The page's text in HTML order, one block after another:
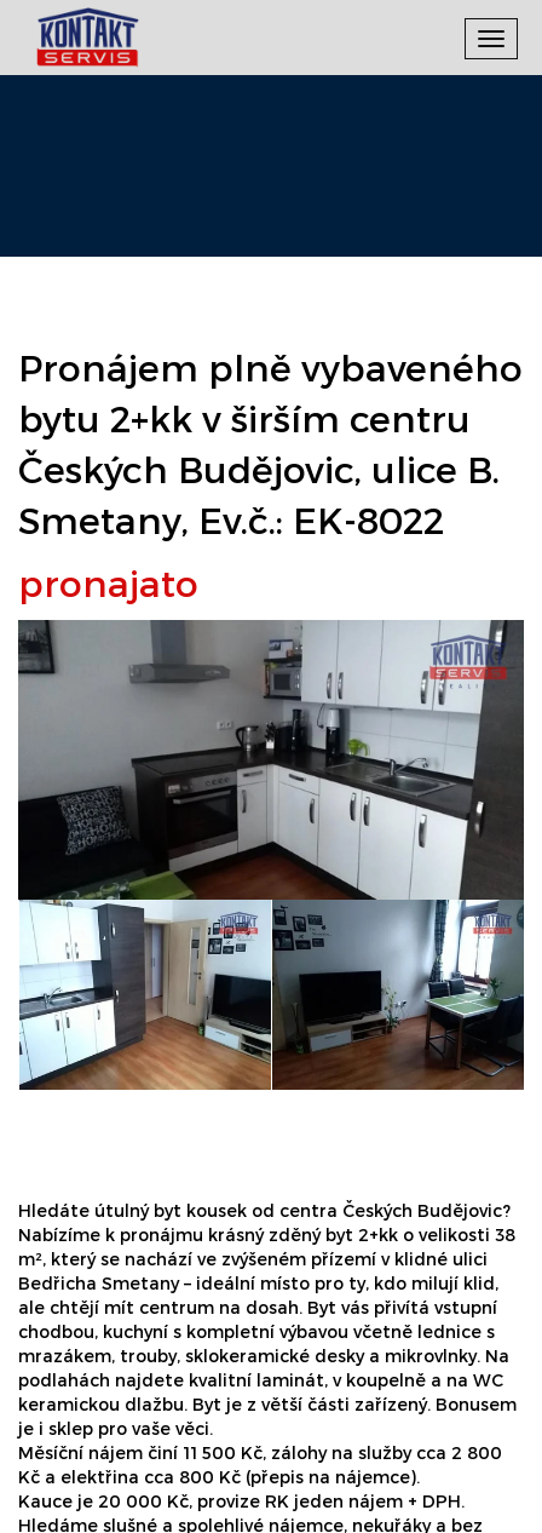
Pronájem plně vybaveného
bytu 2+kk v širším centru
Českých Budějovic, ulice B.
Smetany, Ev.č.: EK-8022
pronajato
Hledáte útulný byt kousek od centra Českých Budějovic?
Nabízíme k pronájmu krásný zděný byt 2+kk o velikosti 38
m², který se nachází ve zvýšeném přízemí v klidné ulici
Bedřicha Smetany – ideální místo pro ty, kdo milují klid,
ale chtějí mít centrum na dosah. Byt vás přivítá vstupní
chodbou, kuchyní s kompletní výbavou včetně lednice s
mrazákem, trouby, sklokeramické desky a mikrovlnky. Na
podlahách najdete kvalitní laminát, v koupelně a na WC
keramickou dlažbu. Byt je z větší části zařízený. Bonusem
je i sklep pro vaše věci.
Měsíční nájem činí 11 500 Kč, zálohy na služby cca 2 800
Kč a elektřina cca 800 Kč (přepis na nájemce).
Kauce je 20 000 Kč, provize RK jeden nájem + DPH.
Hledáme slušné a spolehlivé nájemce, nekuřáky a bez